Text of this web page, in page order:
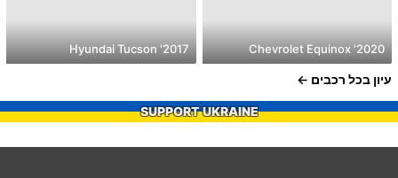
2020' Chevrolet Equinox
2017' Hyundai Tucson
עיון בכל רכבים
SUPPORT UKRAINE